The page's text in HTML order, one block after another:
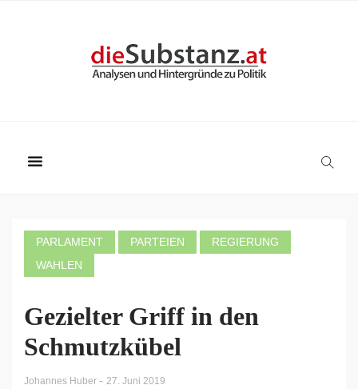
PARLAMENT PARTEIEN
REGIERUNG
WAHLEN
Gezielter Griff in den
Schmutzkübel
Johannes Huber - 27. Juni 2019